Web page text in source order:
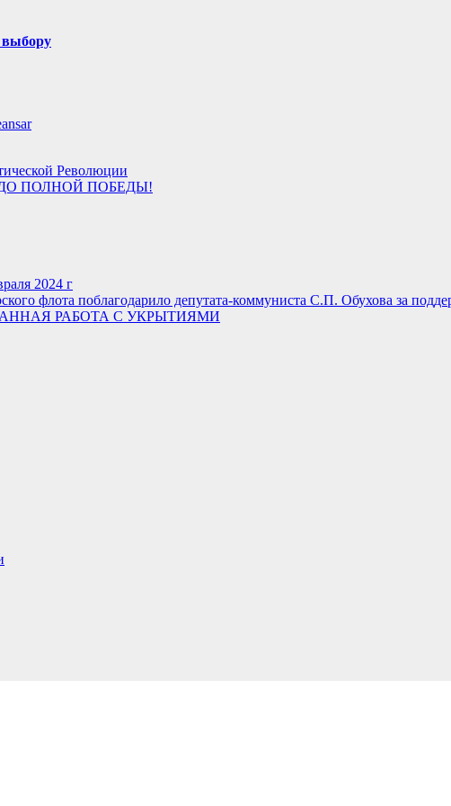
выбору
Революции
ПОЛНОЙ ПОБЕДЫ!
2024 г
флота поблагодарило депутата-коммуниста С.П. Обухова за
РАБОТА С УКРЫТИЯМИ